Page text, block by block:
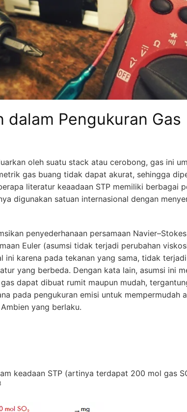
dalam Pengukuran Gas
oleh suatu stack atau cerobong, gas ini
gas buang tidak dapat akurat, sehingga
literatur keaadaan STP memiliki berbagai
digunakan satuan internasional dengan
penyederhanaan persamaan
Euler (asumsi tidak terjadi perubahan
ini karena pada tekanan yang sama, tidak
yang berbeda. Dengan kata lain, asumsi ini
dapat dibuat rumit maupun mudah,
pada pengukuran emisi untuk mempermudah
yang berlaku.
keadaan STP (artinya terdapat 200 mol gas